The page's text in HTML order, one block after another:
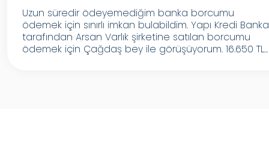
Uzun süredir ödeyemediğim banka borcumu
ödemek için sınırlı imkan bulabildim. Yapı Kredi
tarafından Arsan Varlık şirketine satılan borcumu
ödemek için Çağdaş bey ile görüşüyorum. 16.650 TL...